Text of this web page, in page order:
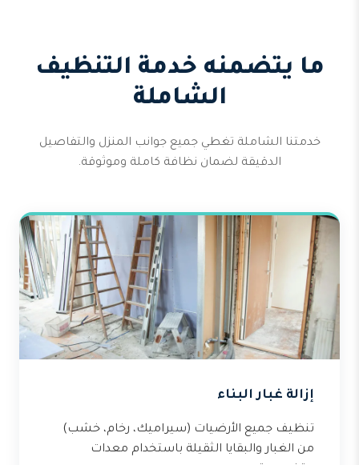
ما يتضمنه خدمة التنظيف
الشاملة
خدمتنا الشاملة تغطي جميع جوانب المنزل والتفاصيل
الدقيقة لضمان نظافة كاملة وموثوقة.
إزالة غبار البناء
تنظيف جميع الأرضيات (سيراميك، رخام، خشب)
من الغبار والبقايا الثقيلة باستخدام معدات